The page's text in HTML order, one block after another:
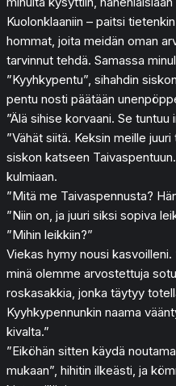
Kuolonklaaniin – paitsi
hommat, joita meidän oman
tarvinnut tehdä. Samassa
”Kyyhkypentu”, sihahdin
pentu nosti päätään
”Älä sihise korvaani. Se
”Vähät siitä. Keksin meille
siskon katseen
kulmiaan.
”Mitä me Taivaspennusta?
”Niin on, ja juuri siksi sopiva
”Mihin leikkiin?”
Viekas hymy nousi
minä olemme arvostettuja
roskasakkia, jonka täytyy
Kyyhkypennunkin naama
kivalta.”
”Eiköhän sitten käydä
mukaan”, hihitin ilkeästi, ja